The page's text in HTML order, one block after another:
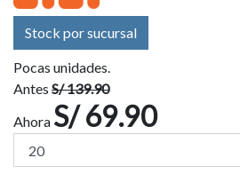
Stock por sucursal
Pocas unidades.
Antes S/ 139.90
Ahora S/ 69.90